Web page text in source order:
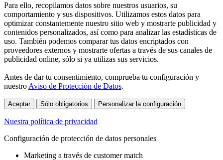
Para ello, recopilamos datos sobre nuestros usuarios, su
comportamiento y sus dispositivos. Utilizamos estos datos para
optimizar constantemente nuestro sitio web y mostrarte publicidad y
contenidos personalizados, así como para analizar las estadísticas de
uso. También podemos comparar tus datos encriptados con
proveedores externos y mostrarte ofertas a través de sus canales de
publicidad online, sólo si ya utilizas sus servicios.
Antes de dar tu consentimiento, comprueba tu configuración y
nuestro Aviso de Protección de Datos.
Aceptar Sólo obligatorios Personalizar la configuración
Nuestra política de privacidad
Configuración de protección de datos personales
Marketing a través de customer match